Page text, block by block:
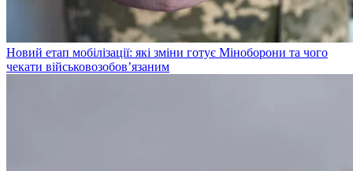
Новий етап мобілізації: які зміни готує Міноборони та чого
чекати військовозобов’язаним